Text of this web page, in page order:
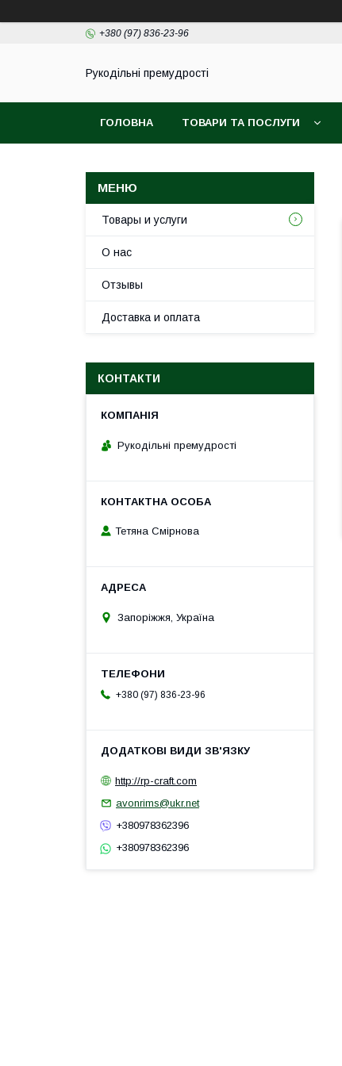
+380 (97) 836-23-96
Рукодільні премудрості
ГОЛОВНА ТОВАРИ ТА ПОСЛУГИ
Товары и услуги
О нас
Отзывы
Доставка и оплата
КОНТАКТИ
Рукодільні премудрості
Тетяна Смірнова
Запоріжжя, Україна
+380 (97) 836-23-96
http://rp-craft.com
avonrims@ukr.net
+380978362396
+380978362396